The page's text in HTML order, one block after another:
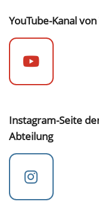
YouTube-Kanal
Instagram-Seite
Abteilung